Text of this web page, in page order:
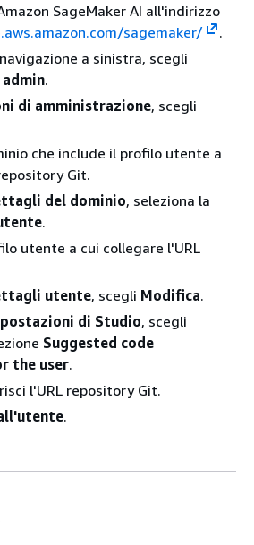
SageMaker AI all'indirizzo
sagemaker/
.
a sinistra, scegli
.
di amministrazione, scegli
che include il profilo utente a
Git.
del dominio, seleziona la
.
utente a cui collegare l'URL
utente, scegli Modifica.
di Studio, scegli
Suggested code
the user.
l'URL repository Git.
.